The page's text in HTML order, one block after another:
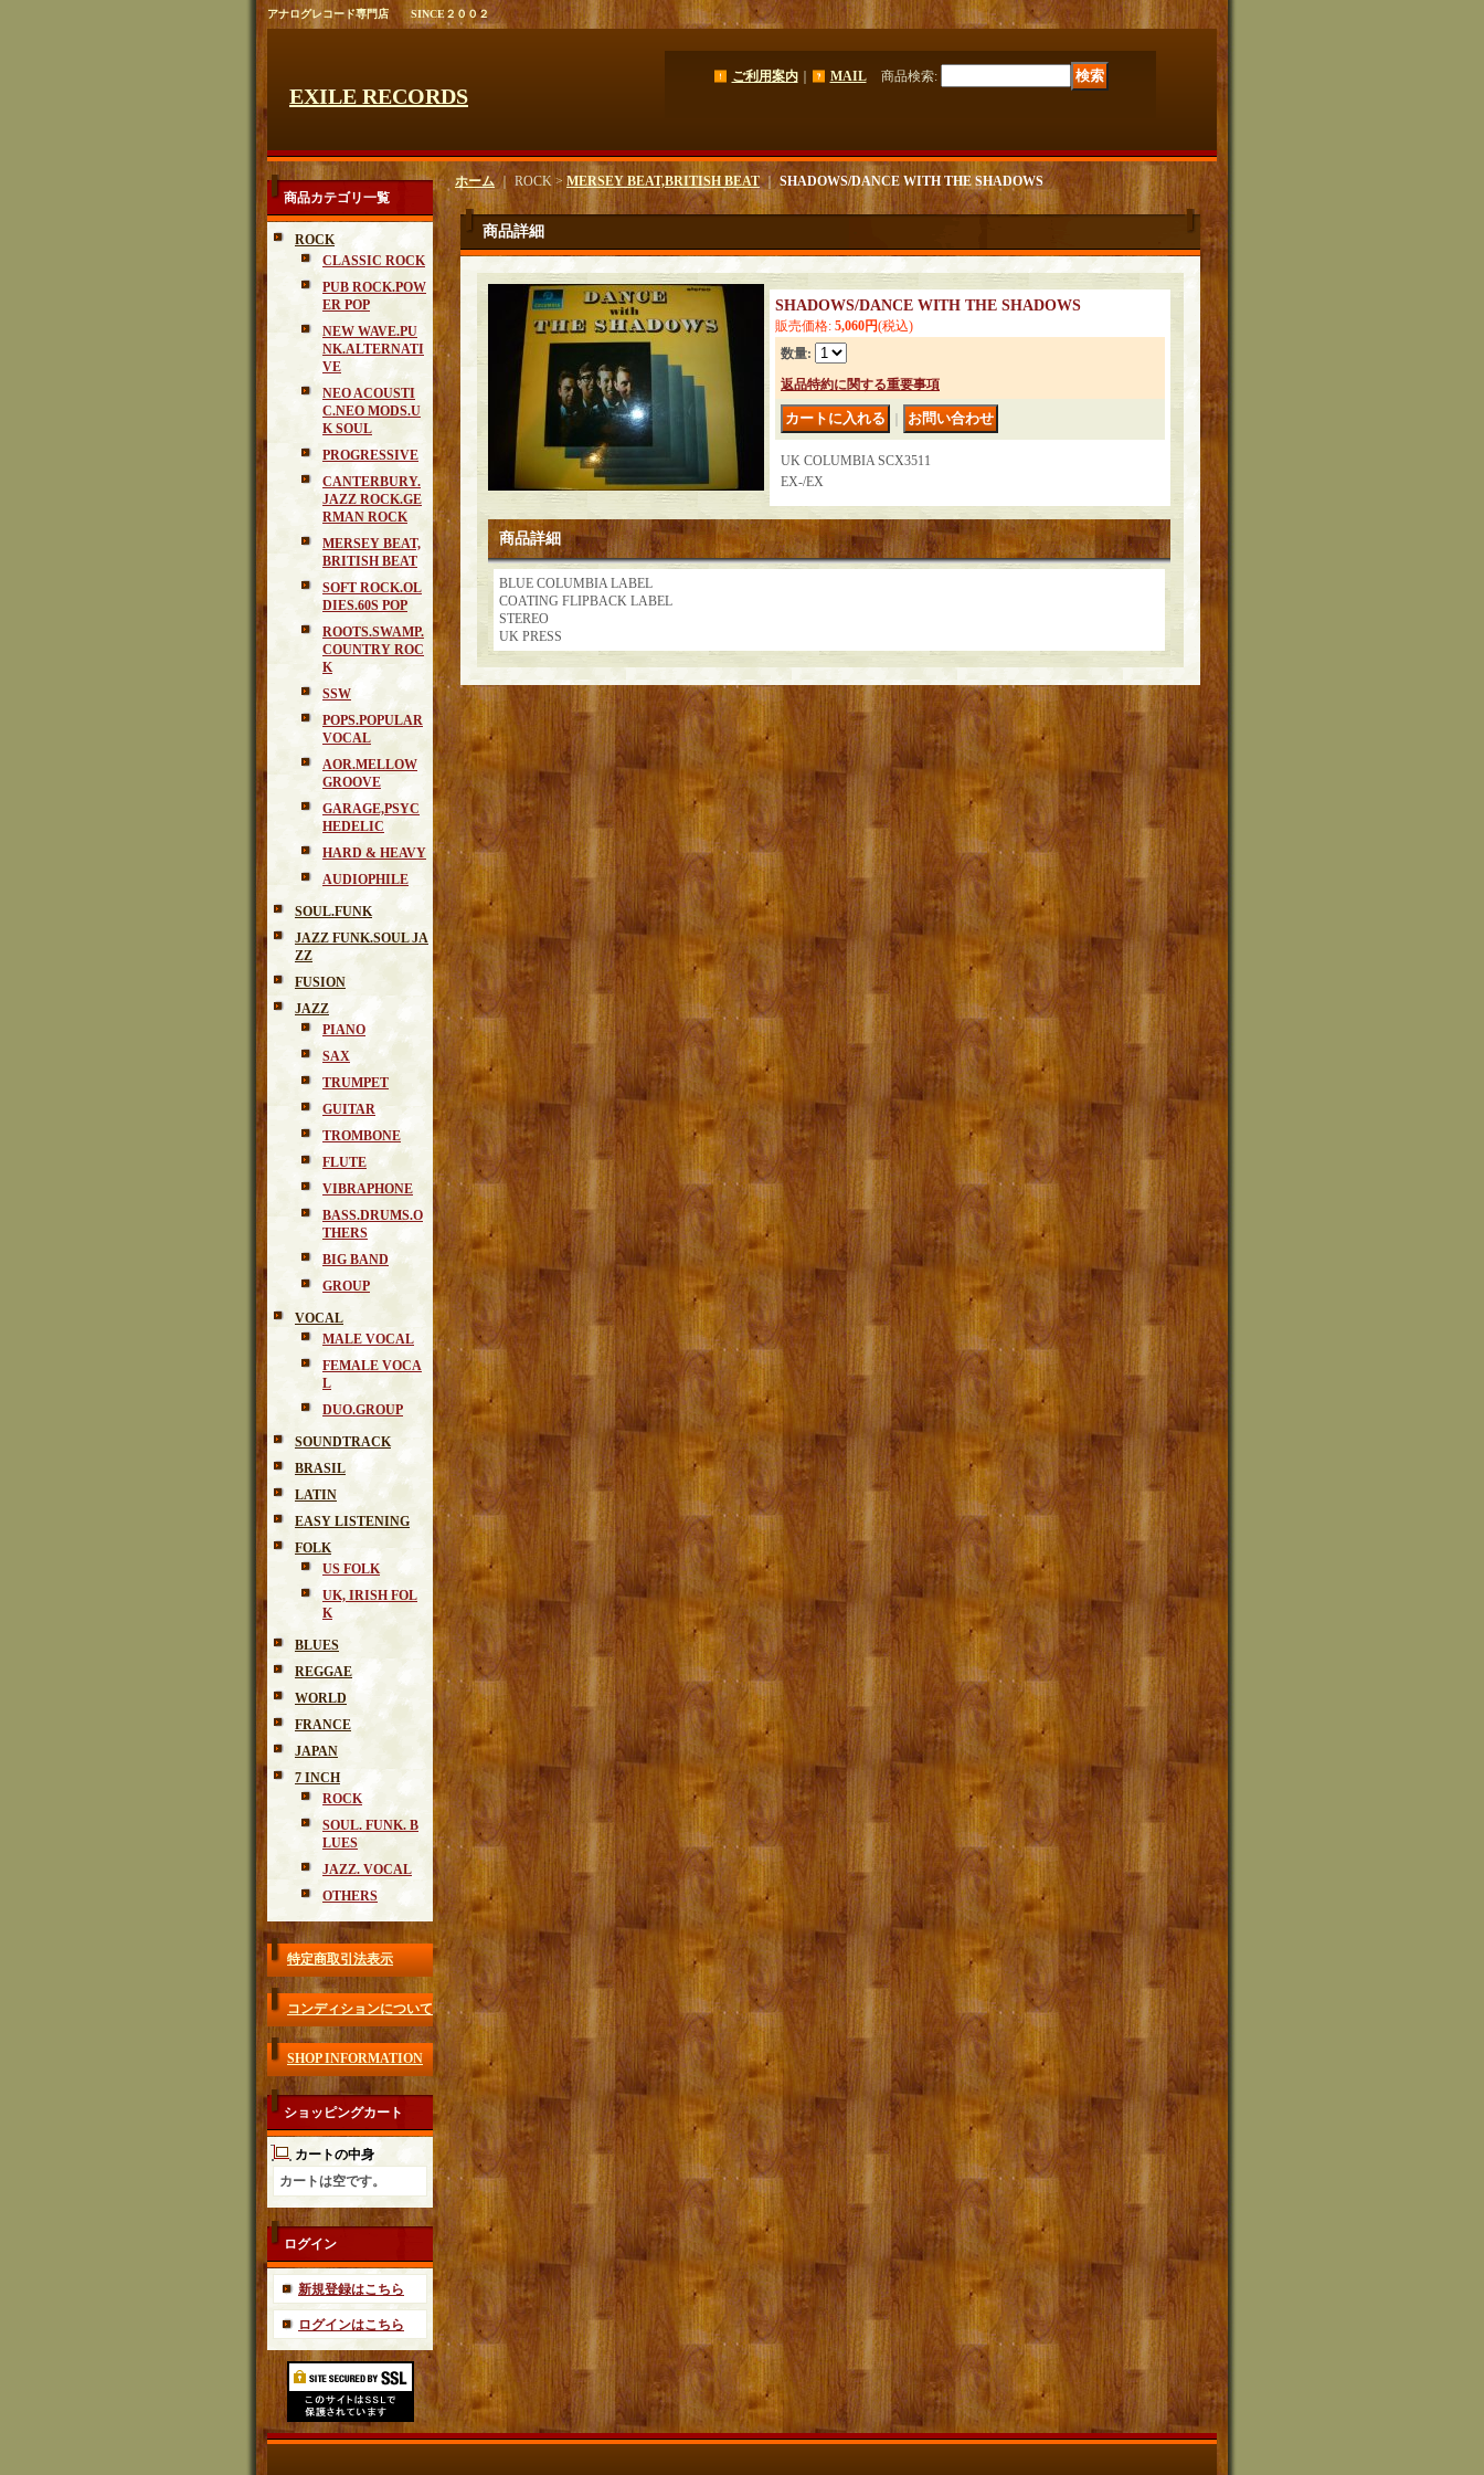
アナログレコード専門店 SINCE２００２
EXILE RECORDS
ご利用案内｜ MAIL 商品検索:
商品カテゴリ一覧
ROCK
CLASSIC ROCK
PUB ROCK.POW
ER POP
NEW WAVE.PU
NK.ALTERNATI
VE
NEO ACOUSTI
C.NEO MODS.U
K SOUL
PROGRESSIVE
CANTERBURY.
JAZZ ROCK.GE
RMAN ROCK
MERSEY BEAT,
BRITISH BEAT
SOFT ROCK.OL
DIES.60S POP
ROOTS.SWAMP.
COUNTRY ROC
K
SSW
POPS.POPULAR
VOCAL
AOR.MELLOW
GROOVE
GARAGE,PSYC
HEDELIC
HARD & HEAVY
AUDIOPHILE
SOUL.FUNK
JAZZ FUNK.SOUL JA
ZZ
FUSION
JAZZ
PIANO
SAX
TRUMPET
GUITAR
TROMBONE
FLUTE
VIBRAPHONE
BASS.DRUMS.O
THERS
BIG BAND
GROUP
VOCAL
MALE VOCAL
FEMALE VOCA
L
DUO.GROUP
SOUNDTRACK
BRASIL
LATIN
EASY LISTENING
FOLK
US FOLK
UK, IRISH FOL
K
BLUES
REGGAE
WORLD
FRANCE
JAPAN
7 INCH
ROCK
SOUL. FUNK. B
LUES
JAZZ. VOCAL
OTHERS
特定商取引法表示
コンディションについて
SHOP INFORMATION
ショッピングカート
カートの中身
カートは空です。
ログイン
新規登録はこちら
ログインはこちら
ホーム｜ ROCK > MERSEY BEAT,BRITISH BEAT｜SHADOWS/DANCE WITH THE SHADOWS
商品詳細
SHADOWS/DANCE WITH THE SHADOWS
販売価格: 5,060円(税込)
数量:
返品特約に関する重要事項
UK COLUMBIA SCX3511
EX-/EX
商品詳細
BLUE COLUMBIA LABEL
COATING FLIPBACK LABEL
STEREO
UK PRESS